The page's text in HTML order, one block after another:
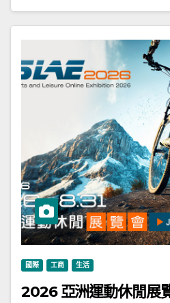
國際 工商 生活
2026 亞洲運動休閒展覽會開